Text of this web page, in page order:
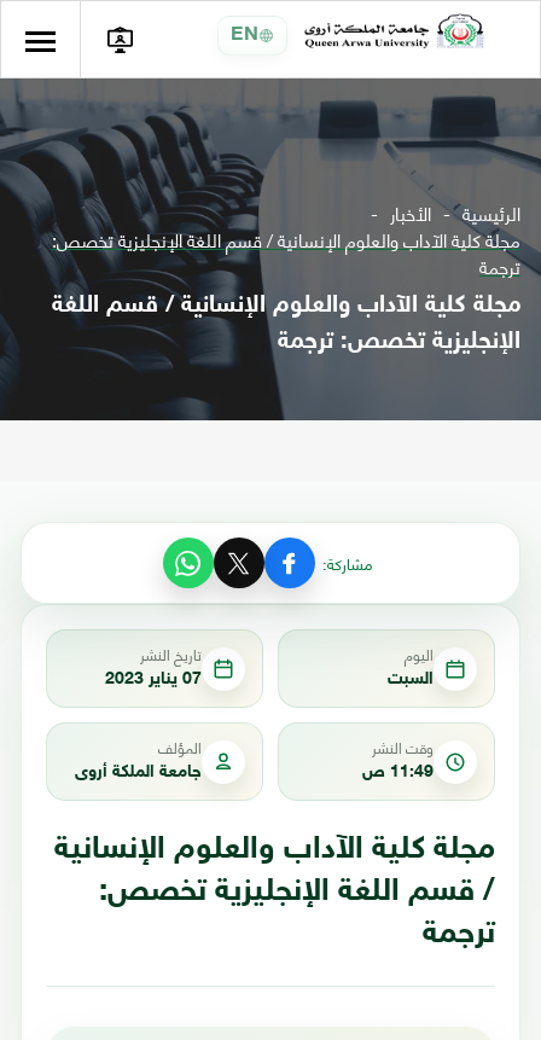
EN
الرئيسية الأخبار
مجلة كلية الآداب والعلوم الإنسانية / قسم اللغة الإنجليزية تخصص:
ترجمة
مجلة كلية الآداب والعلوم الإنسانية / قسم اللغة
الإنجليزية تخصص: ترجمة
مشاركة:
اليوم
السبت
تاريخ النشر
07 يناير 2023
وقت النشر
11:49 ص
المؤلف
جامعة الملكة أروى
مجلة كلية الآداب والعلوم الإنسانية
/ قسم اللغة الإنجليزية تخصص:
ترجمة